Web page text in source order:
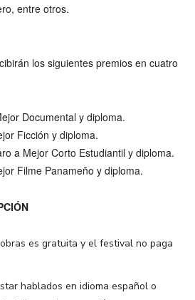
entre otros.
los siguientes premios en cuatro
Documental y diploma.
Ficción y diploma.
a Mejor Corto Estudiantil y diploma.
Filme Panameño y diploma.
es gratuita y el festival no paga
hablados en idioma español o